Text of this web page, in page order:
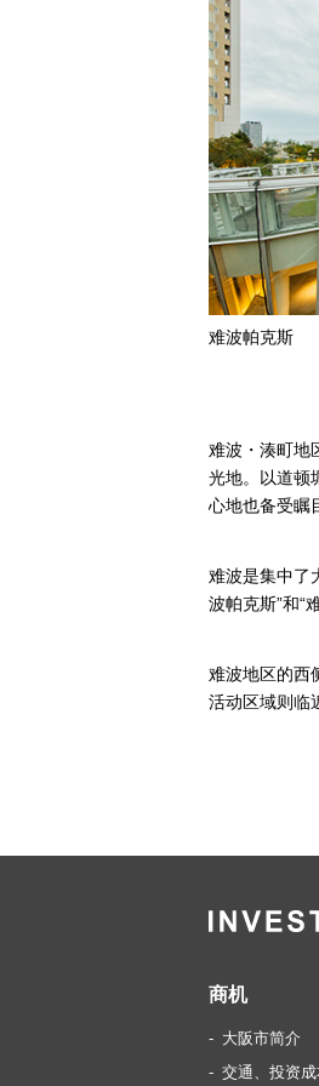
难波帕克斯
难波・湊町地
光地。以道顿
心地也备受瞩
难波是集中了
波帕克斯”和“
难波地区的西
活动区域则临
商机
大阪市简介
交通、投资成